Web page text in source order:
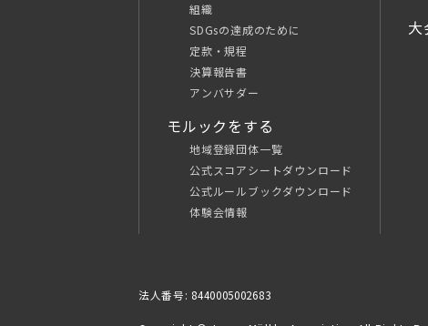
組織
SDGsの達成のために
定款・規程
決算報告書
アンバサダー
モルックをする
地域登録団体一覧
公式スコアシートダウンロード
公式ルールブックダウンロード
体験会情報
大
法人番号: 8440005002683